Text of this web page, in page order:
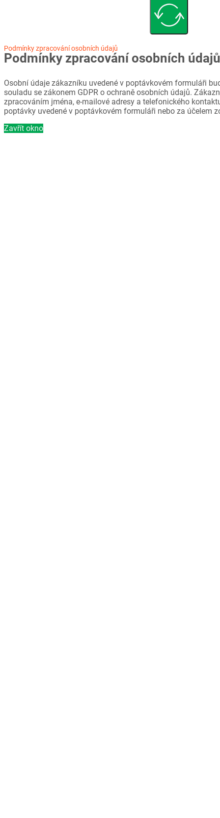
Podmínky zpracování osobních údajů
Podmínky zpracování osobních údajů
Osobní údaje zákazníku uvedené v poptávkovém formuláři
souladu se zákonem GDPR o ochraně osobních údajů.
zpracováním jména, e-mailové adresy a telefonického
poptávky uvedené v poptávkovém formuláři nebo za účelem
Zavřít okno